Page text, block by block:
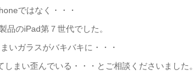
ではなく・・・
品のiPad第７世代でした。
いガラスがバキバキに・・・
まい歪んでいる・・・とご相談くださいました。